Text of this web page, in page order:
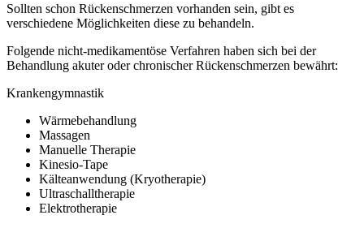
Sollten schon Rückenschmerzen vorhanden sein, gibt es
verschiedene Möglichkeiten diese zu behandeln.
Folgende nicht-medikamentöse Verfahren haben sich bei der
Behandlung akuter oder chronischer Rückenschmerzen bewährt:
Krankengymnastik
Wärmebehandlung
Massagen
Manuelle Therapie
Kinesio-Tape
Kälteanwendung (Kryotherapie)
Ultraschalltherapie
Elektrotherapie